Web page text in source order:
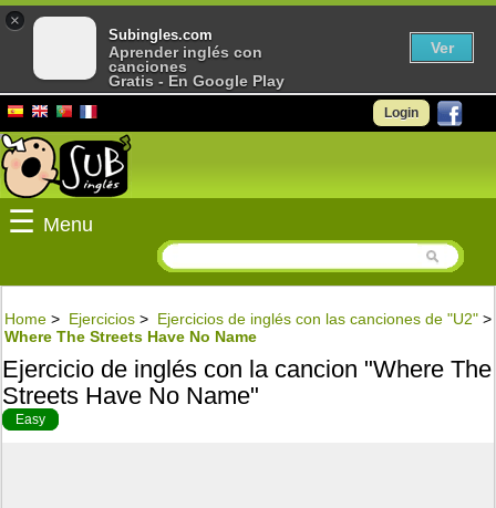
Login
☰ Menu
Home > Ejercicios > Ejercicios de inglés con las canciones de "U2" >
Where The Streets Have No Name
Ejercicio de inglés con la cancion "Where The
Streets Have No Name"
Easy
×
Subingles.com
Aprender inglés con
canciones
Gratis - En Google Play
Ver